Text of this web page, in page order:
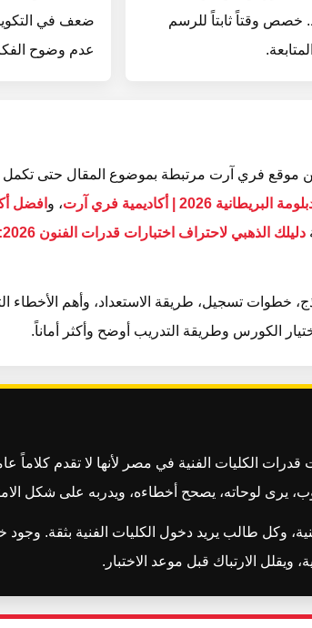
خصص وقتاً ثابتاً للرسم
ضعف في
عدم وضوح
موقع فري آرت مرتبطة بموضوع المقال حتى تكمل
| أكاديمية فري آرت ، و افضل
خطوات تسجيل، طريقة الاستعداد، وأهم الأخطاء
الكورس وطريقة التدريب أوضح وأكثر أماناً.
الكليات الفنية في مصر لأنها لا تقدم كلاماً
يرى لوحاته، يصحح أخطاءه، ويدربه على شكل
وكل طالب يريد دخول الكليات الفنية بثقة.
الارتباك قبل موعد الاختبار.